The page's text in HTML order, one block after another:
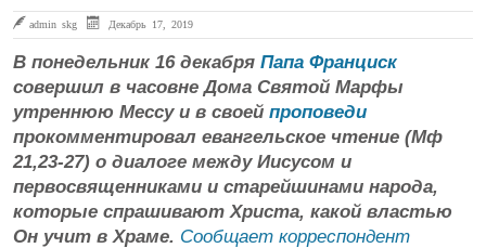
admin skg Декабрь 17, 2019
В понедельник 16 декабря Папа Франциск
совершил в часовне Дома Святой Марфы
утреннюю Мессу и в своей проповеди
прокомментировал евангельское чтение (Мф
21,23-27) о диалоге между Иисусом и
первосвященниками и старейшинами народа,
которые спрашивают Христа, какой властью
Он учит в Храме. Сообщает корреспондент